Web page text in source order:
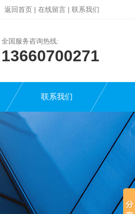
返回首页 | 在线留言 | 联系我们
全国服务咨询热线:
13660700271
联系我们